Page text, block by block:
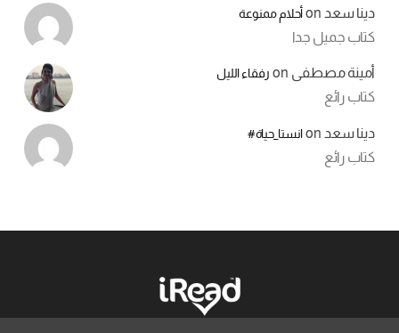
دينا سعد onأحلام ممنوعة
كتاب جميل جدا
أمينة مصطفى on رفقاء الليل
كتاب رائع
دينا سعد onانستا_حياة#
كتاب رائع